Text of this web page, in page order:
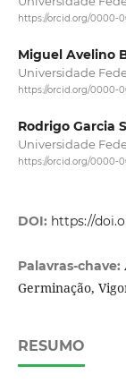
https://orcid.org/0000-
Miguel Avelino
Universidade
https://orcid.org/0000-
Rodrigo Garcia
Universidade
https://orcid.org/0000-
DOI: https://
Palavras-chave:
Germinação,
RESUMO